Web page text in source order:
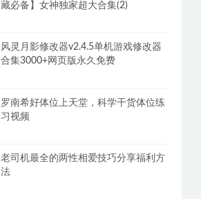
藏必备】女神独家超大合集(2)
风灵月影修改器v2.4.5单机游戏修改器
合集3000+网页版永久免费
罗南希好体位上天堂，科学干货体位练
习视频
老司机最全的两性相爱技巧分享福利方
法